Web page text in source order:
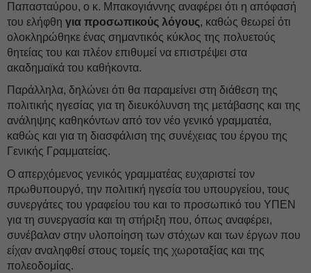
Παπασταύρου, ο κ. Μπακογιάννης αναφέρει ότι η απόφασή
του ελήφθη για προσωπικούς λόγους, καθώς θεωρεί ότι
ολοκληρώθηκε ένας σημαντικός κύκλος της πολυετούς
θητείας του και πλέον επιθυμεί να επιστρέψει στα
ακαδημαϊκά του καθήκοντα.
Παράλληλα, δηλώνει ότι θα παραμείνει στη διάθεση της
πολιτικής ηγεσίας για τη διευκόλυνση της μετάβασης και της
ανάληψης καθηκόντων από τον νέο γενικό γραμματέα,
καθώς και για τη διασφάλιση της συνέχειας του έργου της
Γενικής Γραμματείας.
Ο απερχόμενος γενικός γραμματέας ευχαριστεί τον
πρωθυπουργό, την πολιτική ηγεσία του υπουργείου, τους
συνεργάτες του γραφείου του και το προσωπικό του ΥΠΕΝ
για τη συνεργασία και τη στήριξη που, όπως αναφέρει,
συνέβαλαν στην υλοποίηση των στόχων και των έργων που
είχαν αναληφθεί στους τομείς της χωροταξίας και της
πολεοδομίας.